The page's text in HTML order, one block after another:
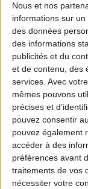
Nous et nos
informations sur
des données
des informations
publicités et du
et de contenu, des
services. Avec
mêmes pouvons
précises et
pouvez consentir
pouvez également
accéder à des
préférences avant
traitements de vos
nécessiter votre